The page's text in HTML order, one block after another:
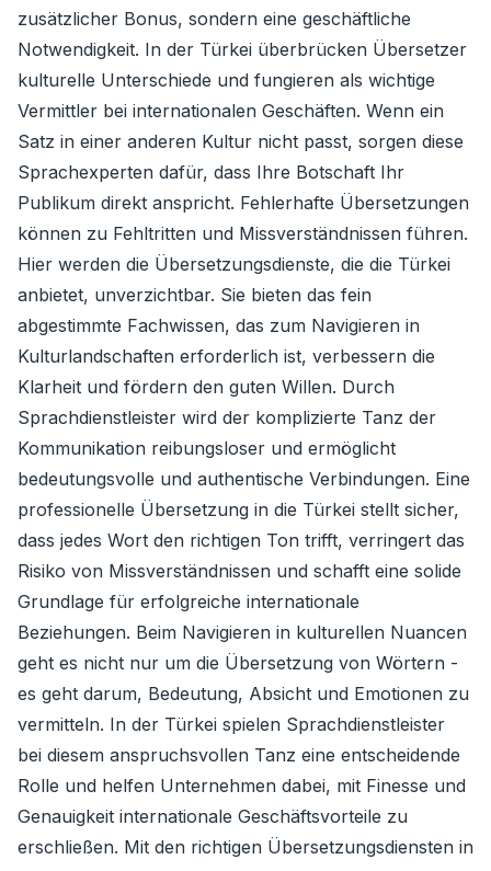
zusätzlicher Bonus, sondern eine geschäftliche
Notwendigkeit. In der Türkei überbrücken Übersetzer
kulturelle Unterschiede und fungieren als wichtige
Vermittler bei internationalen Geschäften. Wenn ein
Satz in einer anderen Kultur nicht passt, sorgen diese
Sprachexperten dafür, dass Ihre Botschaft Ihr
Publikum direkt anspricht. Fehlerhafte Übersetzungen
können zu Fehltritten und Missverständnissen führen.
Hier werden die Übersetzungsdienste, die die Türkei
anbietet, unverzichtbar. Sie bieten das fein
abgestimmte Fachwissen, das zum Navigieren in
Kulturlandschaften erforderlich ist, verbessern die
Klarheit und fördern den guten Willen. Durch
Sprachdienstleister wird der komplizierte Tanz der
Kommunikation reibungsloser und ermöglicht
bedeutungsvolle und authentische Verbindungen. Eine
professionelle Übersetzung in die Türkei stellt sicher,
dass jedes Wort den richtigen Ton trifft, verringert das
Risiko von Missverständnissen und schafft eine solide
Grundlage für erfolgreiche internationale
Beziehungen. Beim Navigieren in kulturellen Nuancen
geht es nicht nur um die Übersetzung von Wörtern -
es geht darum, Bedeutung, Absicht und Emotionen zu
vermitteln. In der Türkei spielen Sprachdienstleister
bei diesem anspruchsvollen Tanz eine entscheidende
Rolle und helfen Unternehmen dabei, mit Finesse und
Genauigkeit internationale Geschäftsvorteile zu
erschließen. Mit den richtigen Übersetzungsdiensten in